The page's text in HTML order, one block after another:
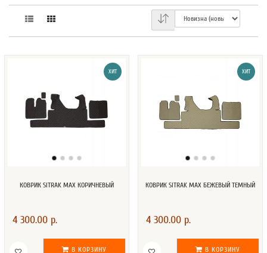
ХИТ
КОВРИК SITRAK MAX КОРИЧНЕВЫЙ
4 300.00 р.
В КОРЗИНУ
ХИТ
КОВРИК SITRAK MAX БЕЖЕВЫЙ ТЕМНЫЙ
4 300.00 р.
В КОРЗИНУ